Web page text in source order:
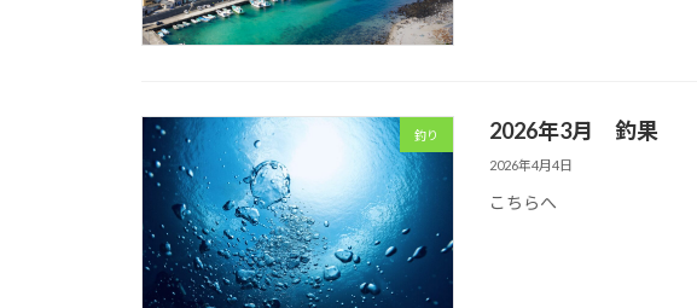
釣り 2026年3月 釣果
2026年4月4日
こちらへ